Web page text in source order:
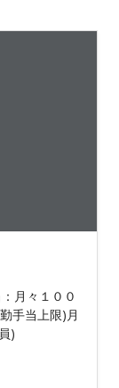
月々１００
手当上限)月
)